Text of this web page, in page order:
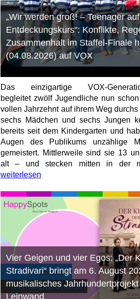
„Wir werden groß! – Teenager auf
Entdeckungskurs“: Konflikte,
Zusammenhalt im Staffel-Finale
(04.08.2026) auf VOX
Das einzigartige VOX-
begleitet zwölf Jugendliche nun
vollen Jahrzehnt auf ihrem Weg
sechs Mädchen und sechs Jungen
bereits seit dem Kindergarten und
Augen des Publikums unzählige
gemeistert. Mittlerweile sind sie 13
alt – und stecken mitten in der
weiterlesen
Vier Geigen und vier Egos: „Der
Stradivari“ bringt am 6. August
musikalisches
Leinwand